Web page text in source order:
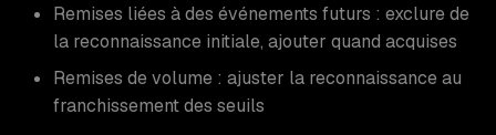
Remises liées à des événements futurs : exclure de
la reconnaissance initiale, ajouter quand acquises
Remises de volume : ajuster la reconnaissance au
franchissement des seuils